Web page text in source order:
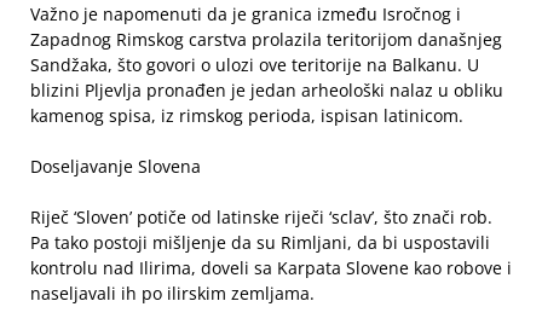
Važno je napomenuti da je granica između Isročnog i
Zapadnog Rimskog carstva prolazila teritorijom današnjeg
Sandžaka, što govori o ulozi ove teritorije na Balkanu. U
blizini Pljevlja pronađen je jedan arheološki nalaz u obliku
kamenog spisa, iz rimskog perioda, ispisan latinicom.
Doseljavanje Slovena
Riječ ‘Sloven’ potiče od latinske riječi ‘sclav’, što znači rob.
Pa tako postoji mišljenje da su Rimljani, da bi uspostavili
kontrolu nad Ilirima, doveli sa Karpata Slovene kao robove i
naseljavali ih po ilirskim zemljama.